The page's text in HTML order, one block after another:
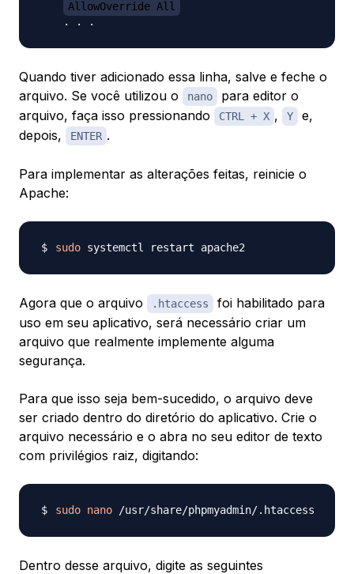
AllowOverride All
Quando tiver adicionado essa linha, salve e feche o
arquivo. Se você utilizou o
nano
para editor o
arquivo, faça isso pressionando
CTRL + X , Y
e,
depois,
ENTER .
Para implementar as alterações feitas, reinicie o
Apache:
sudo
Agora que o arquivo .htaccess
foi habilitado para
uso em seu aplicativo, será necessário criar um
arquivo que realmente implemente alguma
segurança.
Para que isso seja bem-sucedido, o arquivo deve
ser criado dentro do diretório do aplicativo. Crie o
arquivo necessário e o abra no seu editor de texto
com privilégios raiz, digitando:
sudo nano
Dentro desse arquivo, digite as seguintes